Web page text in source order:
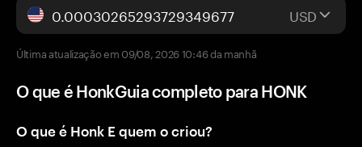
USD
Última atualização em 09/08, 2026 10:46 da manhã
O que é HonkGuia completo para HONK
O que é Honk E quem o criou?